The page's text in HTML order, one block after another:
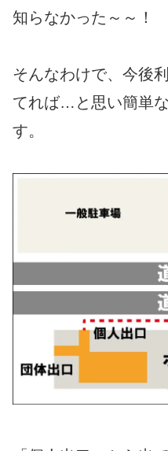
知らなかった～～！
そんなわけで、今後
てれば…と思い簡単
す。